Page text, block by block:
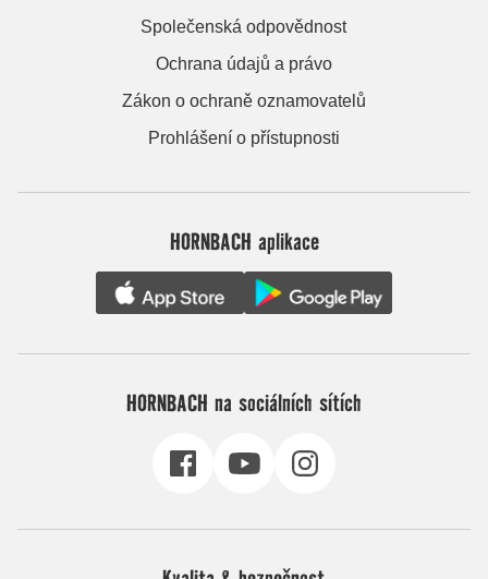
Společenská odpovědnost
Ochrana údajů a právo
Zákon o ochraně oznamovatelů
Prohlášení o přístupnosti
HORNBACH aplikace
HORNBACH na sociálních sítích